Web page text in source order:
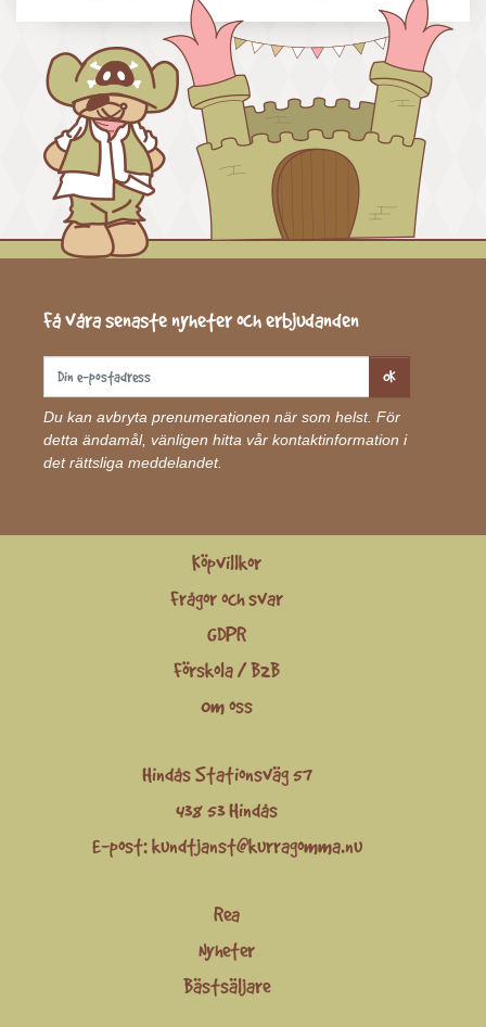
Få våra senaste nyheter och erbjudanden
OK
Du kan avbryta prenumerationen när som helst. För
detta ändamål, vänligen hitta vår kontaktinformation i
det rättsliga meddelandet.
Köpvillkor
Frågor och svar
GDPR
Förskola / B2B
Om oss
Hindås Stationsväg 57
438 53 Hindås
E-post:kundtjanst@kurragomma.nu
Rea
Nyheter
Bästsäljare